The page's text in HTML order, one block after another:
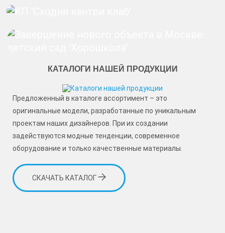
КАТАЛОГИ НАШЕЙ ПРОДУКЦИИ
Предложенный в каталоге ассортимент – это
оригинальные модели, разработанные по уникальным
проектам наших дизайнеров. При их создании
задействуются модные тенденции, современное
оборудование и только качественные материалы.
СКАЧАТЬ КАТАЛОГ
КАТАЛОГИ НАШЕЙ ПРОДУКЦИИ
Предложенный в каталоге ассортимент – это
оригинальные модели, разработанные по уникальным
проектам наших дизайнеров. При их создании
задействуются модные тенденции, современное
оборудование и только качественные материалы.
СКАЧАТЬ КАТАЛОГ
КАТАЛОГИ НАШЕЙ ПРОДУКЦИИ
Предложенный в каталоге ассортимент – это
оригинальные модели, разработанные по уникальным
проектам наших дизайнеров. При их создании
задействуются модные тенденции, современное
оборудование и только качественные материалы.
СКАЧАТЬ КАТАЛОГ
КАТАЛОГИ НАШЕЙ ПРОДУКЦИИ